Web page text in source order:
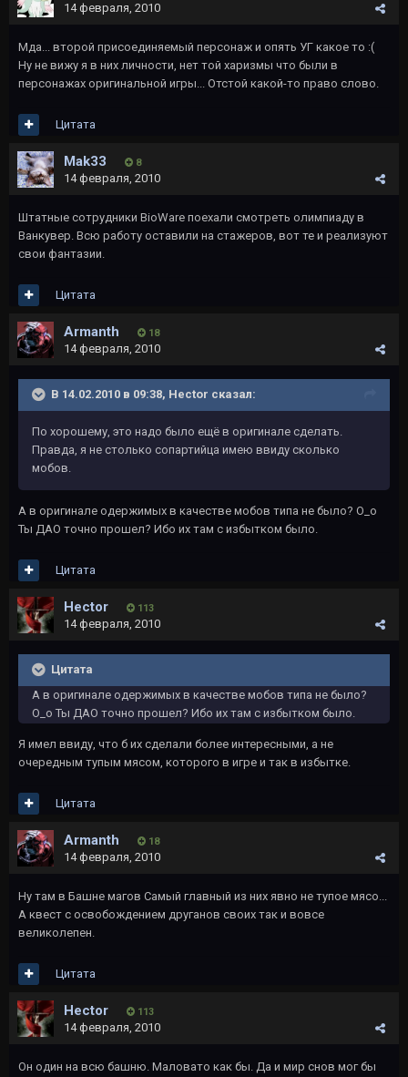
14 февраля, 2010
Мда... второй присоединяемый персонаж и опять УГ какое то :(
Ну не вижу я в них личности, нет той харизмы что были в
персонажах оригинальной игры... Отстой какой-то право слово.
Цитата
Mak33 8
14 февраля, 2010
Штатные сотрудники BioWare поехали смотреть олимпиаду в
Ванкувер. Всю работу оставили на стажеров, вот те и реализуют
свои фантазии.
Цитата
Armanth 18
14 февраля, 2010
В 14.02.2010 в 09:38, Hector сказал:
По хорошему, это надо было ещё в оригинале сделать.
Правда, я не столько сопартийца имею ввиду сколько
мобов.
А в оригинале одержимых в качестве мобов типа не было? О_о
Ты ДАО точно прошел? Ибо их там с избытком было.
Цитата
Hector 113
14 февраля, 2010
Цитата
А в оригинале одержимых в качестве мобов типа не было?
О_о Ты ДАО точно прошел? Ибо их там с избытком было.
Я имел ввиду, что б их сделали более интересными, а не
очередным тупым мясом, которого в игре и так в избытке.
Цитата
Armanth 18
14 февраля, 2010
Ну там в Башне магов Самый главный из них явно не тупое мясо...
А квест с освобождением друганов своих так и вовсе
великолепен.
Цитата
Hector 113
14 февраля, 2010
Он один на всю башню. Маловато как бы. Да и мир снов мог бы